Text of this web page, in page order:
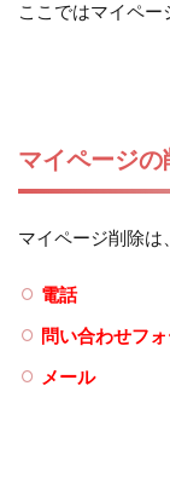
ここではマイペー
マイページ
マイページ削除は
電話
問い合わせフ
メール